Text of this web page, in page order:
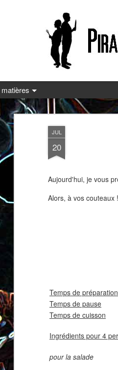
JUL
20
Aujourd'hui, je vous
Alors, à vos couteaux
Temps de préparation
Temps de pause
Temps de cuisson
Ingrédients pour 4
pour la salade
13
Salade d'avocat, au
concombre et au